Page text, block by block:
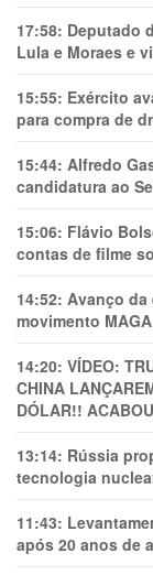
17:58: Deputado
Lula e Moraes e
15:55: Exército
para compra de
15:44: Alfredo
candidatura ao
15:06: Flávio
contas de filme
14:52: Avanço da
movimento
14:20: VÍDEO:
CHINA
DÓLAR!!
13:14: Rússia
tecnologia
11:43:
após 20 anos de